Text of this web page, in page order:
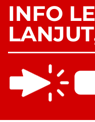
INFO